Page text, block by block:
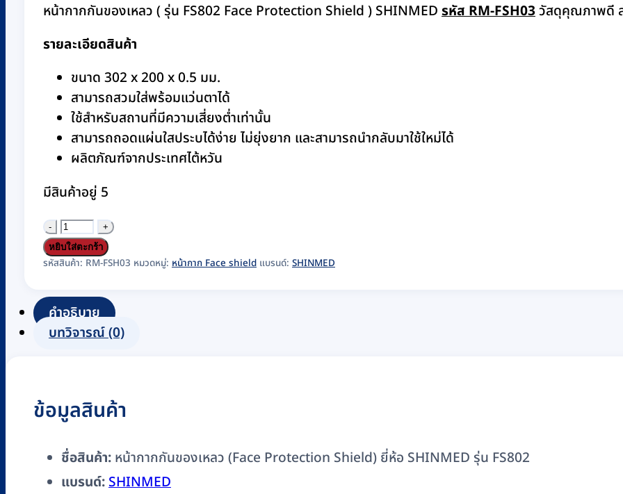
หน้ากากกันของเหลว ( รุ่น FS802 Face Protection Shield ) SHINMED รหัส RM-FSH03วัสดุคุณภาพดี
รายละเอียดสินค้า
ขนาด 302 x 200 x 0.5 มม.
สามารถสวมใส่พร้อมแว่นตาได้
ใช้สำหรับสถานที่มีความเสี่ยงต่ำเท่านั้น
สามารถถอดแผ่นใสประบได้ง่าย ไม่ยุ่งยาก และสามารถนำกลับมาใช้ใหม่ได้
ผลิตภัณฑ์จากประเทศไต้หวัน
มีสินค้าอยู่ 5
จำนวน
หน้ากาก
กัน
(Face
Protection
รุ่น
FS802
ชิ้น
หยิบใส่ตะกร้า
รหัสสินค้า: RM-FSH03 หมวดหมู่: หน้ากาก Face shield แบรนด์: SHINMED
คำอธิบาย
บทวิจารณ์ (0)
ข้อมูลสินค้า
ชื่อสินค้า: หน้ากากกันของเหลว (Face Protection Shield) ยี่ห้อ SHINMED รุ่น FS802
แบรนด์:SHINMED